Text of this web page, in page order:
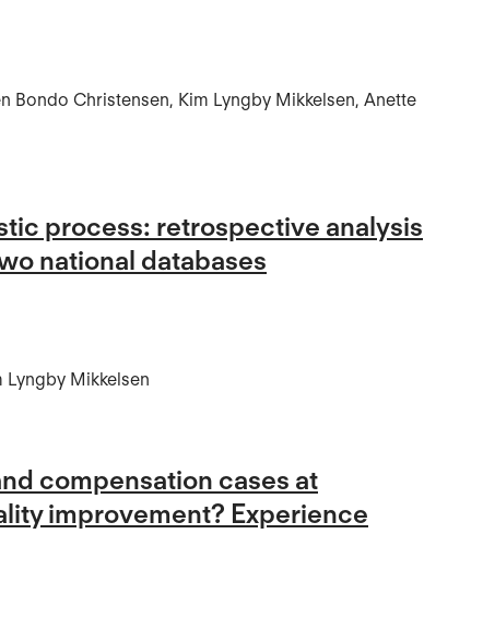
Bondo Christensen, Kim Lyngby Mikkelsen, Anette
process: retrospective analysis
national databases
Lyngby Mikkelsen
compensation cases at
improvement? Experience